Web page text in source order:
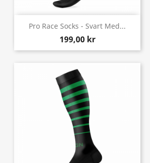
Pro Race Socks - Svart Med...
199,00 kr